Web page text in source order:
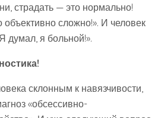
страдать — это нормально!
объективно сложно!». И человек
думал, я больной!».
склонным к навязчивости,
«обсессивно-